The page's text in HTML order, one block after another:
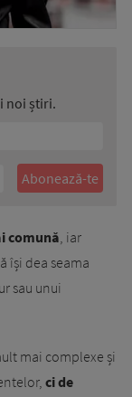
noi știri.
comună, iar
își dea seama
sau unui
mai complexe și
ci de